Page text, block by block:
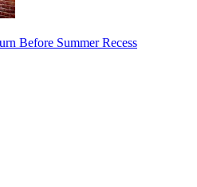
Before Summer Recess